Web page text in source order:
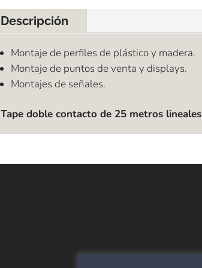
Descripción
Montaje de perfiles de plástico y madera.
Montaje de puntos de venta y displays.
Montajes de señales.
Tape doble contacto de 25 metros lineales